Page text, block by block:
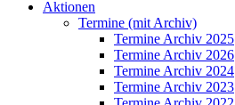
Aktionen
Termine (mit Archiv)
Termine Archiv 2025
Termine Archiv 2026
Termine Archiv 2024
Termine Archiv 2023